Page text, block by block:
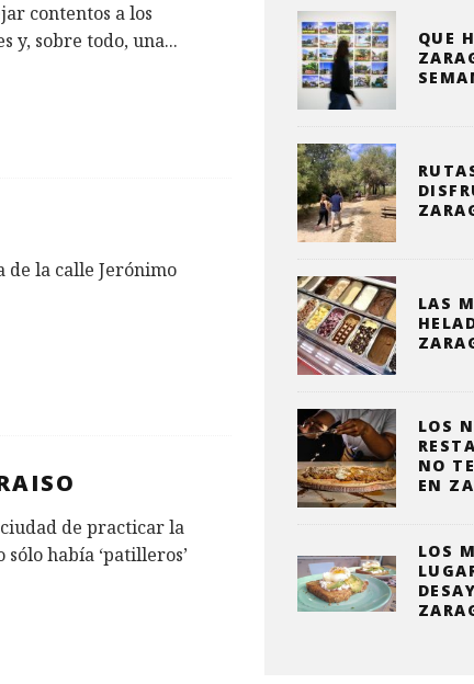
contentos a los
y, sobre todo, una...
de la calle Jerónimo
de practicar la
había ‘patilleros’
QUE
LAS
LOS
NO
EN
LOS